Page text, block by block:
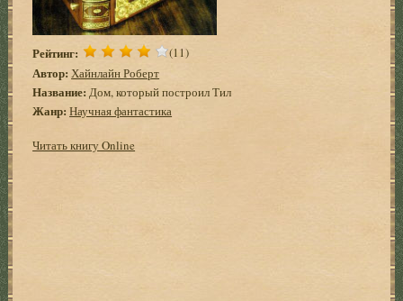
Рейтинг: (11)
Автор: Хайнлайн Роберт
Название: Дом, который построил Тил
Жанр: Научная фантастика
Читать книгу Online